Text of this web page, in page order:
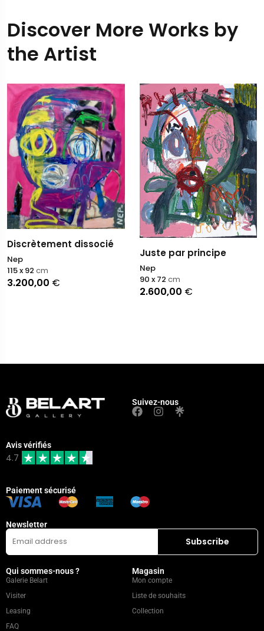
Discover More Works by
the Artist
Discrètement dissocié
Nep
3.200,00 €
115 x 92 cm
Juste par principe
Nep
2.600,00 €
90 x 72 cm
Suivez-nous
Avis vérifiés
4.7
Paiement sécurisé
Newsletter
Qui sommes-nous ?
Galerie Belart
Visiter
Leasing
FAQ
Magasin
Mon compte
Liste de souhaits
Collection